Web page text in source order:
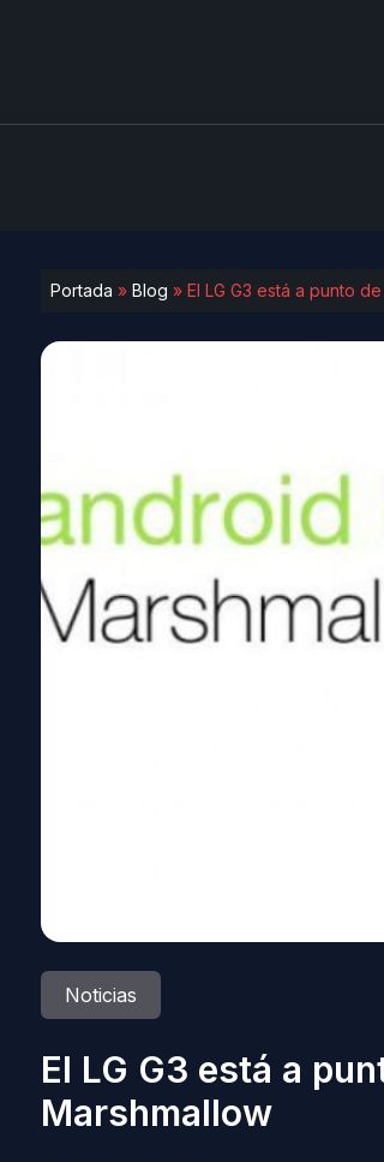
Portada » Blog » El LG G3 está a punto
Noticias
El LG G3 está a
Marshmallow